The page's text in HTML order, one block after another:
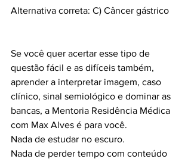
Alternativa correta: C) Câncer gástrico
Se você quer acertar esse tipo de
questão fácil e as difíceis também,
aprender a interpretar imagem, caso
clínico, sinal semiológico e dominar as
bancas, a Mentoria Residência Médica
com Max Alves é para você.
Nada de estudar no escuro.
Nada de perder tempo com conteúdo